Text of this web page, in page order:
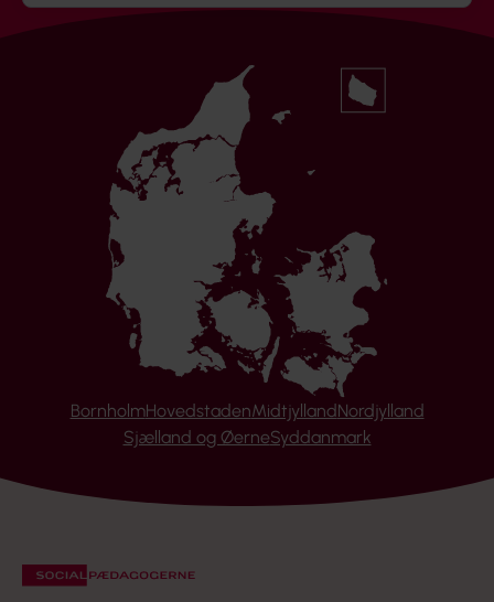
BornholmHovedstadenMidtjyllandNordjylland
Sjælland og ØerneSyddanmark